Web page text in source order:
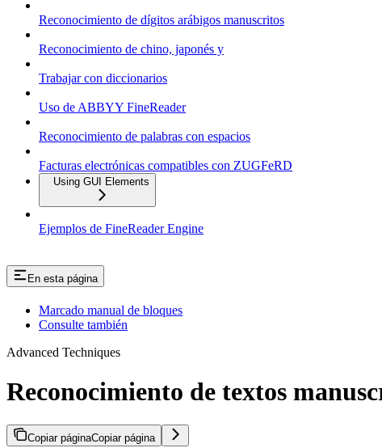
Reconocimiento de dígitos arábigos manuscritos
Reconocimiento de chino, japonés y
Trabajar con diccionarios
Uso de ABBYY FineReader
Reconocimiento de palabras con espacios
Facturas electrónicas compatibles con ZUGFeRD
Using GUI Elements
Ejemplos de FineReader Engine
En esta página
Marcado manual de bloques
Consulte también
Advanced Techniques
Reconocimiento de textos
Copiar páginaCopiar página